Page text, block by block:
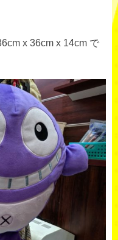
x 36cm x 14cm で